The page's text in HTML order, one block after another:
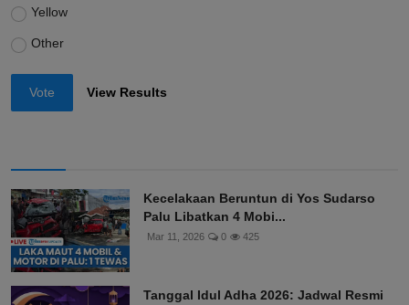
Yellow
Other
Vote View Results
Kecelakaan Beruntun di Yos Sudarso
Palu Libatkan 4 Mobi...
Mar 11, 2026 0 425
Tanggal Idul Adha 2026: Jadwal Resmi